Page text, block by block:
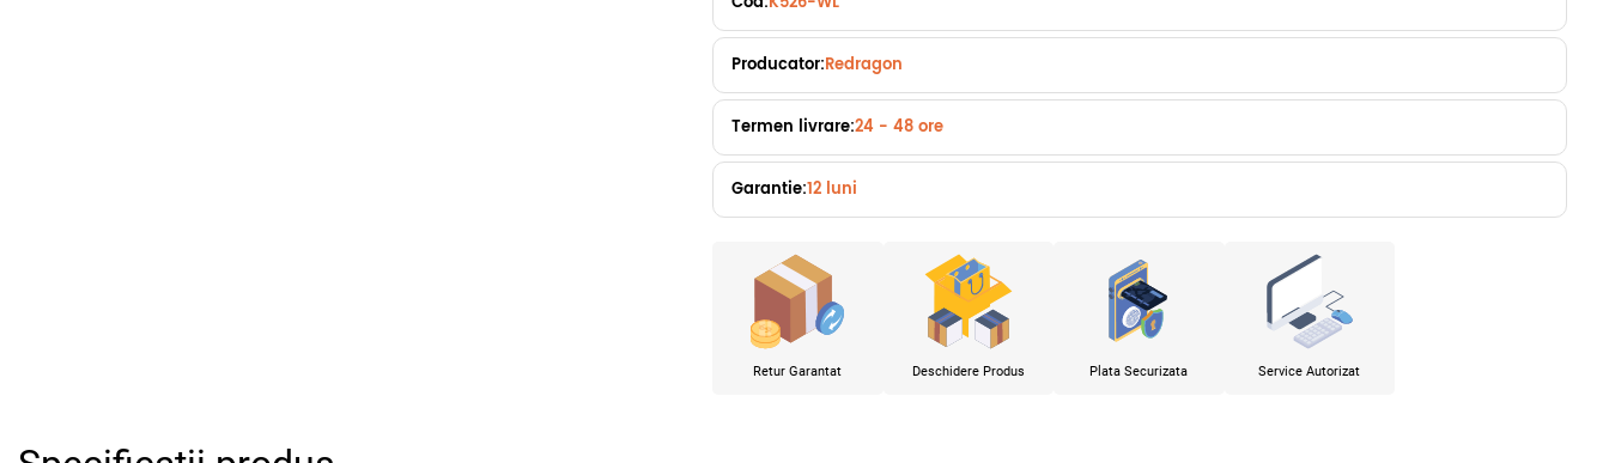
Producator:Redragon
Termen livrare:24 - 48 ore
Garantie:12 luni
Retur Garantat Deschidere Produs Plata Securizata Service Autorizat